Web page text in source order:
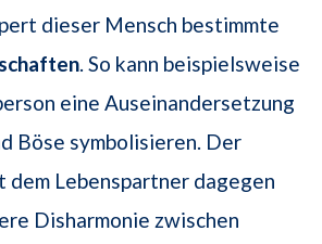
dieser Mensch bestimmte
. So kann beispielsweise
eine Auseinandersetzung
Böse symbolisieren. Der
Lebenspartner dagegen
Disharmonie zwischen